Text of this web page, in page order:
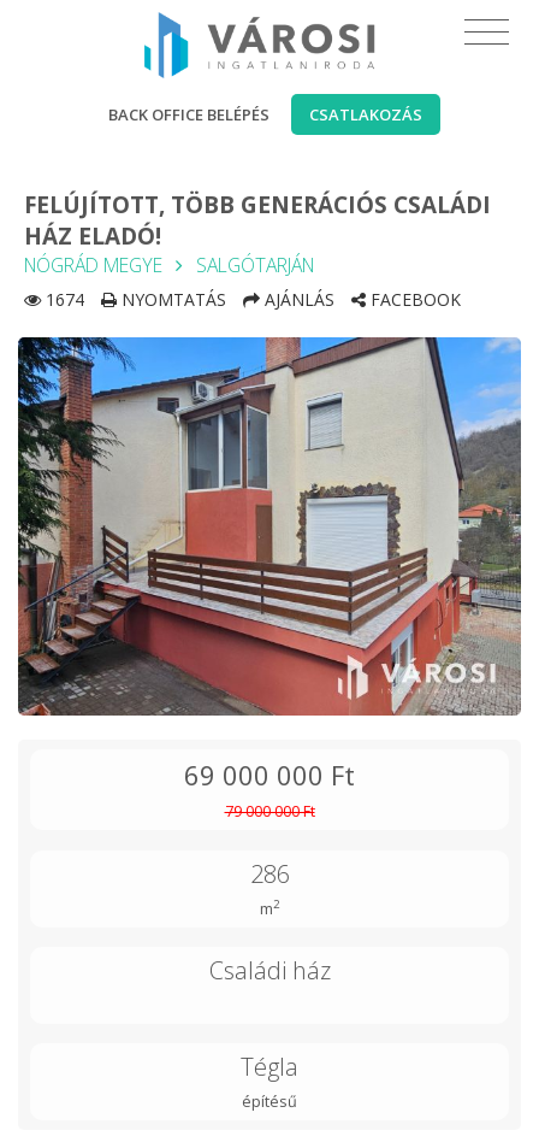
BACK OFFICE BELÉPÉS CSATLAKOZÁS
FELÚJÍTOTT, TÖBB GENERÁCIÓS CSALÁDI
HÁZ ELADÓ!
NÓGRÁD MEGYE SALGÓTARJÁN
1674 NYOMTATÁS AJÁNLÁS FACEBOOK
69 000 000 Ft
79 000 000 Ft
286
m2
Családi ház
Tégla
építésű